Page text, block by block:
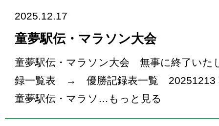
2025.12.17
童夢駅伝・マラソン大会
童夢駅伝・マラソン大会 無事に終了いた
録一覧表 → 優勝記録表一覧
童夢駅伝・マラソ… もっと見る